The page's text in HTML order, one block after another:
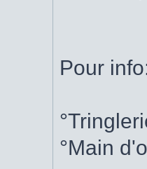
Pour
°Main